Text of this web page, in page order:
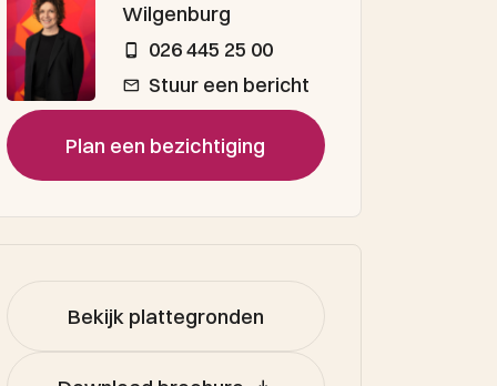
Wilgenburg
026 445 25 00
Stuur een bericht
Plan een bezichtiging
Bekijk plattegronden